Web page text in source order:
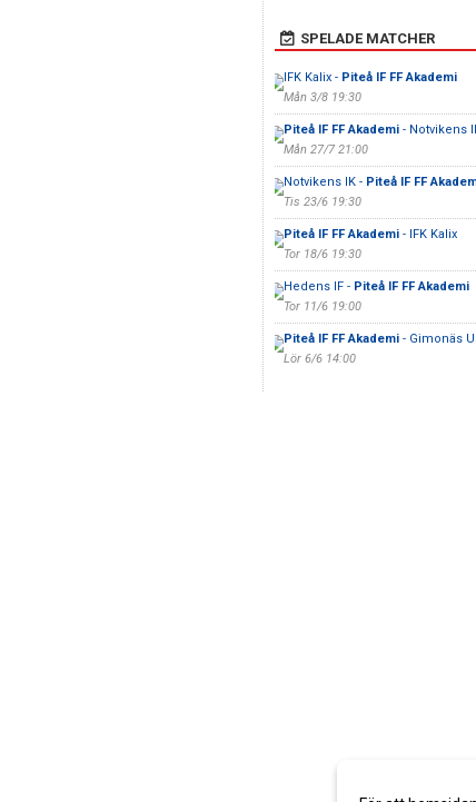
SPELADE MATCHER
IFK Kalix - Piteå IF FF Akademi
Mån 3/8 19:30
Piteå IF FF Akademi- Notvikens
Mån 27/7 21:00
Notvikens IK - Piteå IF FF
Tis 23/6 19:30
Piteå IF FF Akademi- IFK Kalix
Tor 18/6 19:30
Hedens IF - Piteå IF FF Akademi
Tor 11/6 19:00
Piteå IF FF Akademi- Gimonäs
Lör 6/6 14:00